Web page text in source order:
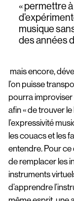
« permettre
musique
des années
mais encore,
l’on puisse
pourra
afin « de trouver
l’expressivité
les couacs et les
entendre. Pour ce
de remplacer les
instruments
d’apprendre